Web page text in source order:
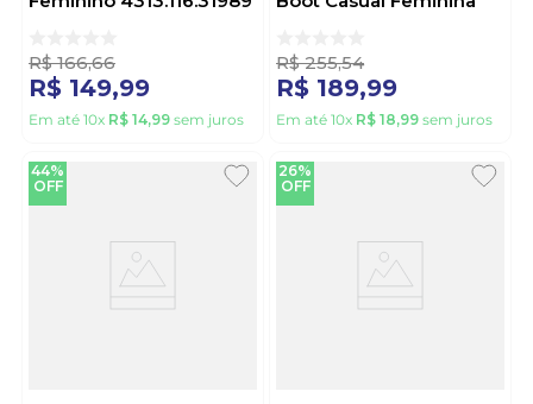
R$ 166,66
R$ 149,99
Em até 10x R$ 14,99 sem juros
R$ 255,54
R$ 189,99
Em até 10x R$ 18,99 sem juros
44%
OFF
26%
OFF